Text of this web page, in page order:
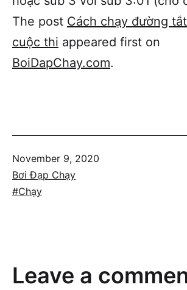
The post Cách chạy đường
cuộc thi appeared first on
BoiDapChay.com.
Published
November 9, 2020
Categorized
as
Bơi Đạp Chạy
Tagged
Chạy
Leave a